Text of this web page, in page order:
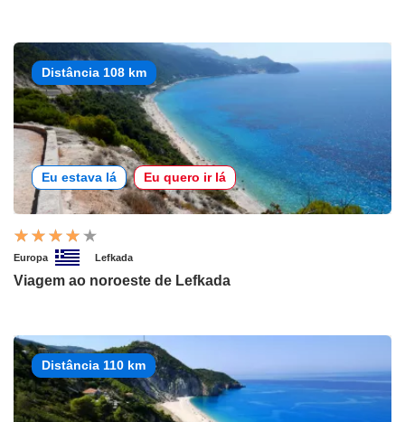
Distância 108 km
Eu estava lá Eu quero ir lá
Europa Lefkada
Viagem ao noroeste de Lefkada
Distância 110 km